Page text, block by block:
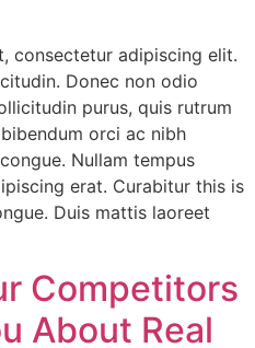
consectetur adipiscing elit.
Donec non odio
purus, quis rutrum
orci ac nibh
Nullam tempus
erat. Curabitur this is
Duis mattis laoreet
Competitors
About Real